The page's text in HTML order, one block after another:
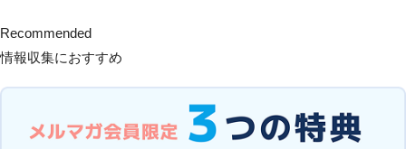
Recommended
情報収集におすすめ